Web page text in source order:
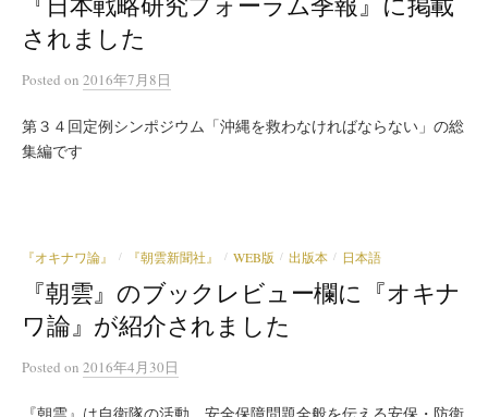
されました
Posted on 2016年7月8日
第３４回定例シンポジウム「沖縄を救わなければならない」の総
集編です
『オキナワ論』 / 『朝雲新聞社』 / WEB版 / 出版本 / 日本語
『朝雲』のブックレビュー欄に『オキナ
ワ論』が紹介されました
Posted on 2016年4月30日